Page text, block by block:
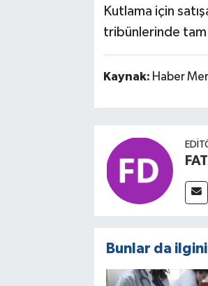
Kutlama için
tribünlerinde tam
Kaynak: Haber
Bunlar da